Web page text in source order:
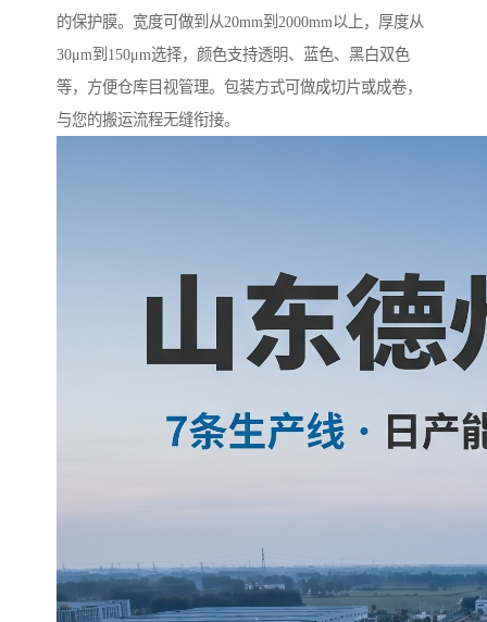
的保护膜。宽度可做到从20mm到2000mm以上，厚度从
30μm到150μm选择，颜色支持透明、蓝色、黑白双色
等，方便仓库目视管理。包装方式可做成切片或成卷，
与您的搬运流程无缝衔接。